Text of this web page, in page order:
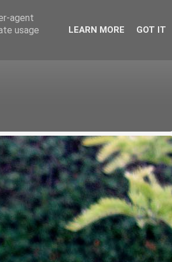
agent
usage
LEARN MORE GOT IT